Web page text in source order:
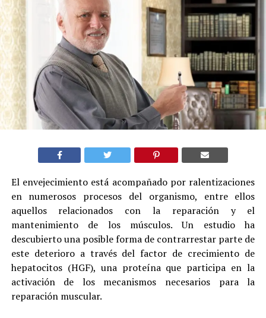
El envejecimiento está acompañado por ralentizaciones
en numerosos procesos del organismo, entre ellos
aquellos relacionados con la reparación y el
mantenimiento de los músculos. Un estudio ha
descubierto una posible forma de contrarrestar parte de
este deterioro a través del factor de crecimiento de
hepatocitos (HGF), una proteína que participa en la
activación de los mecanismos necesarios para la
reparación muscular.